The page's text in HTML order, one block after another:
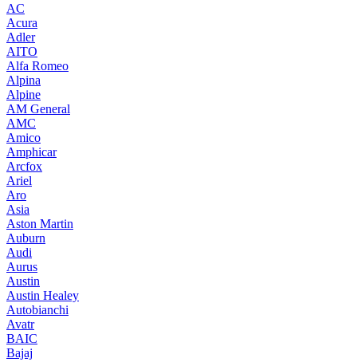
AC
Acura
Adler
AITO
Alfa Romeo
Alpina
Alpine
AM General
AMC
Amico
Amphicar
Arcfox
Ariel
Aro
Asia
Aston Martin
Auburn
Audi
Aurus
Austin
Austin Healey
Autobianchi
Avatr
BAIC
Bajaj